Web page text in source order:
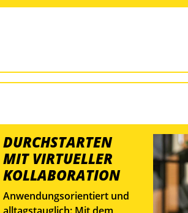
DURCHSTARTEN
MIT VIRTUELLER
KOLLABORATION
Anwendungsorientiert und